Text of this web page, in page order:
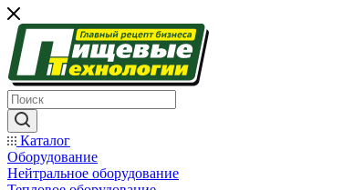
Каталог
Оборудование
Нейтральное оборудование